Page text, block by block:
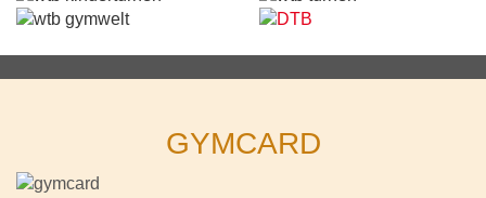
GYMCARD